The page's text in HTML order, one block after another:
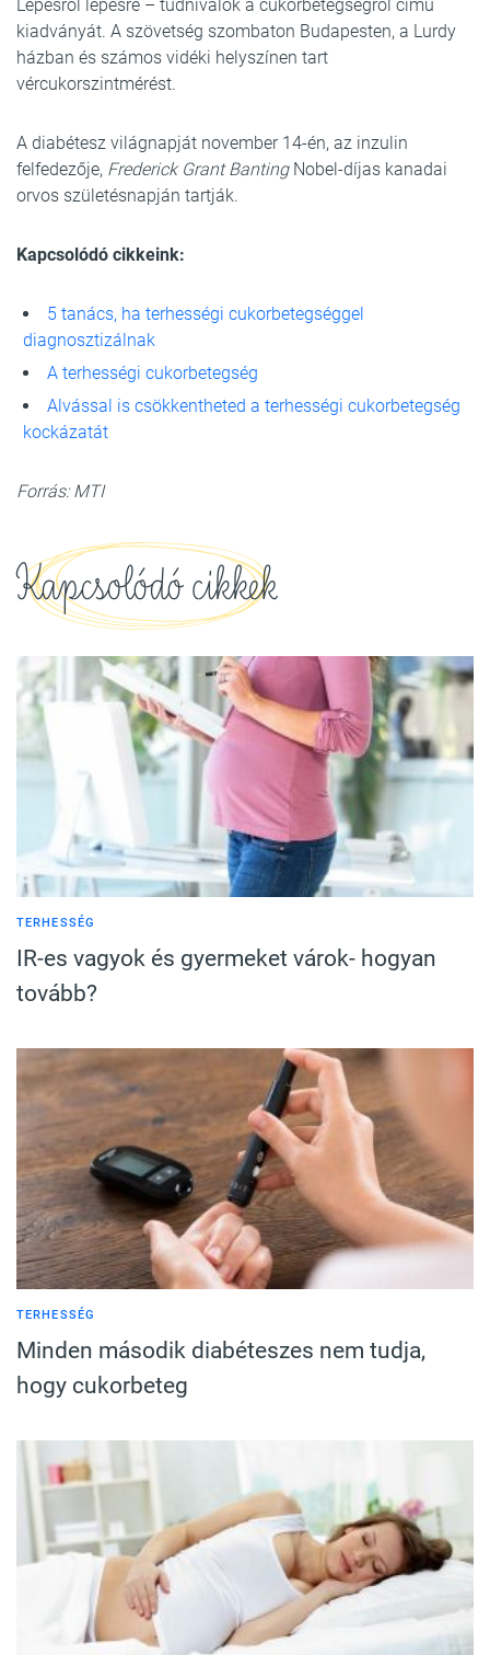
Lépésről lépésre – tudnivalók a cukorbetegségről című
kiadványát. A szövetség szombaton Budapesten, a Lurdy
házban és számos vidéki helyszínen tart
vércukorszintmérést.
A diabétesz világnapját november 14-én, az inzulin
felfedezője, Frederick Grant BantingNobel-díjas kanadai
orvos születésnapján tartják.
Kapcsolódó cikkeink:
5 tanács, ha terhességi cukorbetegséggel
diagnosztizálnak
A terhességi cukorbetegség
Alvással is csökkentheted a terhességi cukorbetegség
kockázatát
Forrás: MTI
Kapcsolódó cikkek
TERHESSÉG
IR-es vagyok és gyermeket várok- hogyan
tovább?
TERHESSÉG
Minden második diabéteszes nem tudja,
hogy cukorbeteg